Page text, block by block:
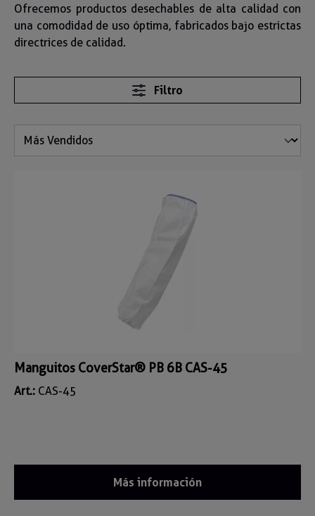
Ofrecemos productos desechables de alta calidad con
una comodidad de uso óptima, fabricados bajo estrictas
directrices de calidad.
Filtro
Manguitos CoverStar® PB 6B CAS-45
Art.: CAS-45
Más información